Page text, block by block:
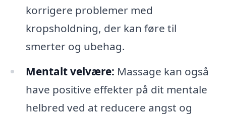
korrigere problemer med
kropsholdning, der kan føre til
smerter og ubehag.
Mentalt velvære: Massage kan også
have positive effekter på dit mentale
helbred ved at reducere angst og